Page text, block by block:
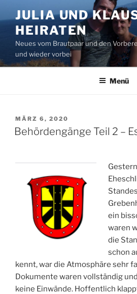
Inhalt
springen
JULIA UND
HEIRATEN
Neues vom Brautpaar und den
und wieder vorbei
Menü
VERÖFFENTLICHT
AM
MÄRZ 6, 2020
Behördengänge Teil 2 –
ein
waren
die
schon
kennt, war die Atmosphäre sehr
Dokumente waren vollständig
keine Einwände. Hoffentlich